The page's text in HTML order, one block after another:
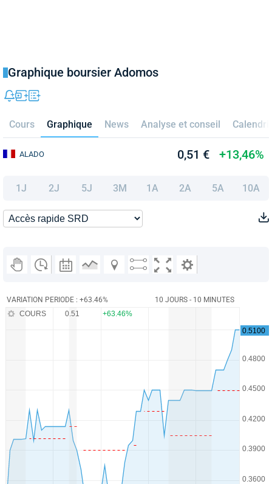
Graphique boursier Adomos
Cours Graphique News Analyse et conseil
ALADO 0,51 € +13,46%
1J 2J 5J 3M 1A 2A 5A 10A
VARIATION PERIODE : +63.46% 10 JOURS - 10 MINUTES
COURS 0.51 +63.46%